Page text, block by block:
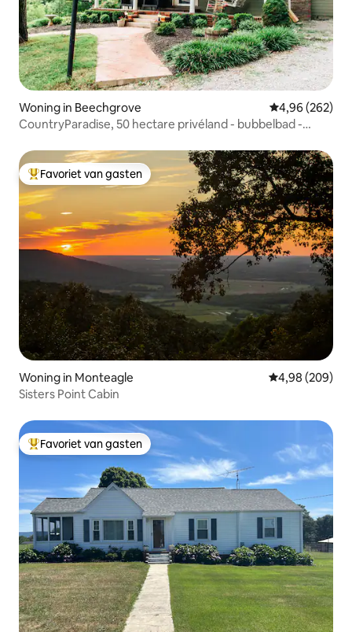
Woning in Beechgrove Gemiddelde
4,96 (262)
CountryParadise, 50 hectare privéland - bubbelbad -
Topfavoriet van gasten
Favoriet van gasten
Woning in Monteagle Gemiddelde
4,98 (209)
Sisters Point Cabin
Topfavoriet van gasten
Favoriet van gasten